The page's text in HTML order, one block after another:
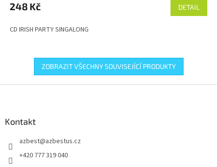
248 Kč DETAIL
CD IRISH PARTY SINGALONG
ZOBRAZIT VŠECHNY SOUVISEJÍCÍ PRODUKTY
Kontakt
azbest@azbestus.cz
+420 777 319 040